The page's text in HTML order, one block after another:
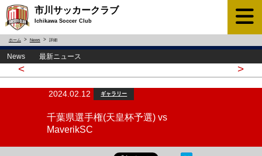
市川サッカークラブ
Ichikawa Soccer Club
ホーム News 詳細
News 最新ニュース
< >
2024.02.12 ギャラリー
千葉県選手権(天皇杯予選) vs
MaverikSC